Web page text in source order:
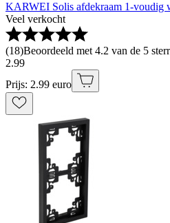
KARWEI Solis afdekraam 1-voudig
Veel verkocht
(18)Beoordeeld met 4.2 van de 5
2.99
Prijs: 2.99 euro